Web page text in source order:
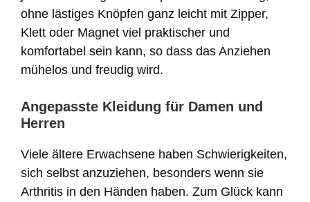
ohne lästiges Knöpfen ganz leicht mit Zipper,
Klett oder Magnet viel praktischer und
komfortabel sein kann, so dass das Anziehen
mühelos und freudig wird.
Angepasste Kleidung für Damen und
Herren
Viele ältere Erwachsene haben Schwierigkeiten,
sich selbst anzuziehen, besonders wenn sie
Arthritis in den Händen haben. Zum Glück kann